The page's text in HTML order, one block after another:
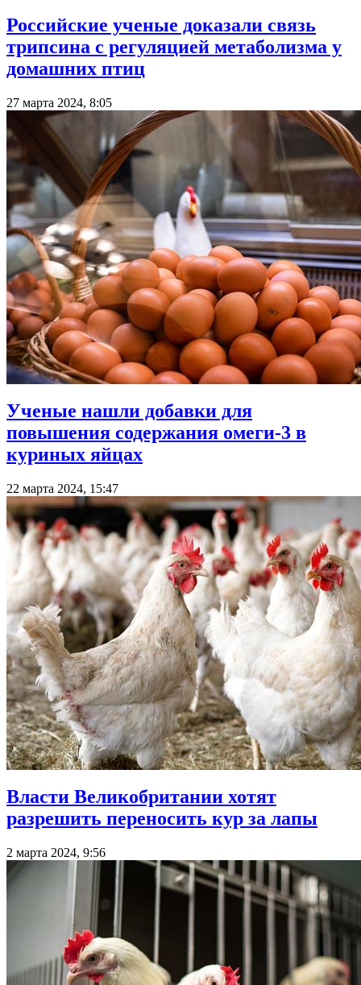
Российские ученые доказали связь
трипсина с регуляцией метаболизма у
домашних птиц
27 марта 2024, 8:05
Ученые нашли добавки для
повышения содержания омеги-3 в
куриных яйцах
22 марта 2024, 15:47
Власти Великобритании хотят
разрешить переносить кур за лапы
2 марта 2024, 9:56